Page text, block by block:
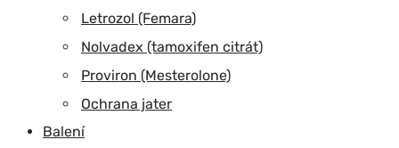
Letrozol (Femara)
Nolvadex (tamoxifen citrát)
Proviron (Mesterolone)
Ochrana jater
Balení